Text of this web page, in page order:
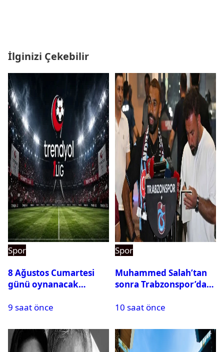
İlginizi Çekebilir
Spor
8 Ağustos Cumartesi
günü oynanacak
9 saat önce
Spor
Muhammed Salah’tan
sonra Trabzonspor’dan
10 saat önce